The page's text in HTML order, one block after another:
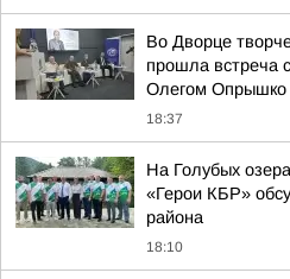
Во Дворце
прошла встреча
Олегом Опрышко
18:37
На Голубых
«Герои КБР»
района
18:10